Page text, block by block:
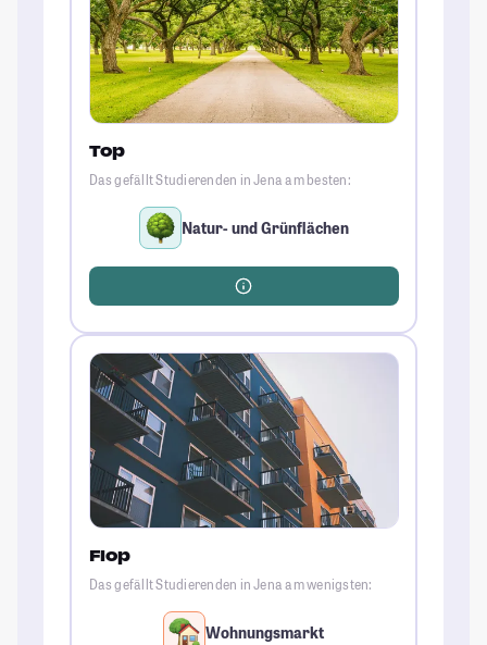
Top
Das gefällt Studierenden in Jena am besten:
Natur- und Grünflächen
Flop
Das gefällt Studierenden in Jena am wenigsten:
Wohnungsmarkt